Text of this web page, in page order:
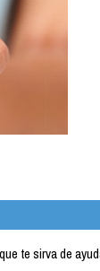
te sirva de